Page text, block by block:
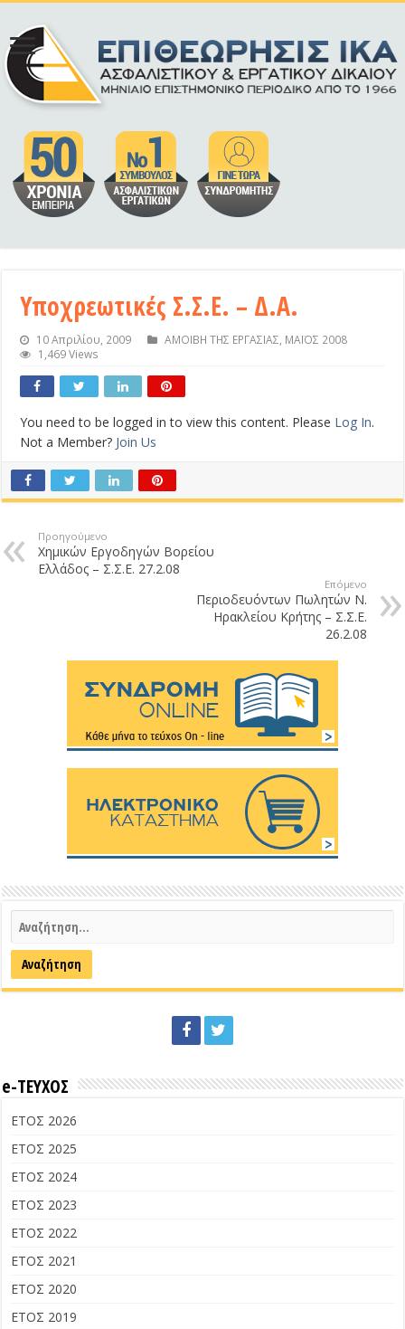
Υποχρεωτικές Σ.Σ.Ε. – Δ.Α.
10 Απριλίου, 2009 ΑΜΟΙΒΗ ΤΗΣ ΕΡΓΑΣΙΑΣ, ΜΑΪΟΣ 2008
1,469 Views
You need to be logged in to view this content. Please Log In.
Not a Member? Join Us
Προηγούμενο
Χημικών Εργοδηγών Βορείου
Ελλάδος – Σ.Σ.Ε. 27.2.08
Επόμενο
Περιοδευόντων Πωλητών Ν.
Ηρακλείου Κρήτης – Σ.Σ.Ε.
26.2.08
e-ΤΕΥΧΟΣ
ΕΤΟΣ 2026
ΕΤΟΣ 2025
ΕΤΟΣ 2024
ΕΤΟΣ 2023
ΕΤΟΣ 2022
ΕΤΟΣ 2021
ΕΤΟΣ 2020
ΕΤΟΣ 2019